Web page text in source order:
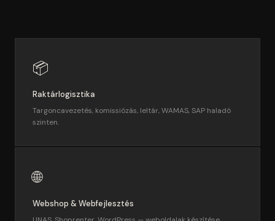
📦
Raktárlogisztika
Targoncavezetés, komissiózás, leltár, WAMAS, SAP haladó
szinten.
🌐
Webshop & Webfejlesztés